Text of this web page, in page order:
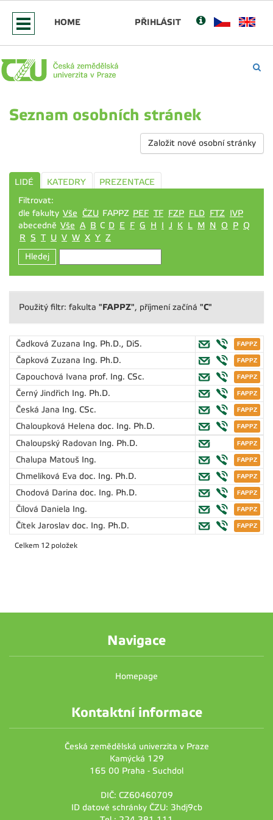
HOME PŘIHLÁSIT
Seznam osobních stránek
Založit nové osobní stránky
LIDÉ KATEDRY
PREZENTACE
Filtrovat:
dle fakulty Vše ČZU FAPPZ PEF TF FZP FLD FTZ IVP
abecedně Vše A B C D E F G H I J K L M N O P Q
R S T U V W X Y Z
Hledej
Použitý filtr: fakulta "FAPPZ", příjmení začíná "C"
Čadková Zuzana Ing. Ph.D., DiS.
Čapková Zuzana Ing. Ph.D.
Capouchová Ivana prof. Ing. CSc.
Černý Jindřich Ing. Ph.D.
Česká Jana Ing. CSc.
Chaloupková Helena doc. Ing. Ph.D.
Chaloupský Radovan Ing. Ph.D.
Chalupa Matouš Ing.
Chmelíková Eva doc. Ing. Ph.D.
Chodová Darina doc. Ing. Ph.D.
Čílová Daniela Ing.
Čítek Jaroslav doc. Ing. Ph.D.
Celkem 12 položek
Navigace
Homepage
Kontaktní informace
Česká zemědělská univerzita v Praze
Kamýcká 129
165 00 Praha - Suchdol
DIČ: CZ60460709
ID datové schránky ČZU: 3hdj9cb